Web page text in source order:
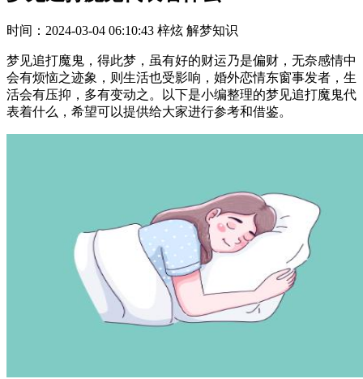
时间： 2024-03-04 06:10:43 梓炫 解梦知识
梦见追打魔鬼，得此梦，虽有好的财运乃是偏财，无奈感情中
会有烦恼之迹象，则生活也受影响，婚外恋情东窗事发者，生
活会有压抑，多有变动之。以下是小编整理的梦见追打魔鬼代
表着什么，希望可以提供给大家进行参考和借鉴。